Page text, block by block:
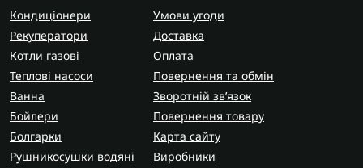
Кондиціонери
Рекуператори
Котли газові
Теплові насоси
Ванна
Бойлери
Болгарки
Рушникосушки водяні
Умови угоди
Доставка
Оплата
Повернення та обмін
Зворотній зв’язок
Повернення товару
Карта сайту
Виробники